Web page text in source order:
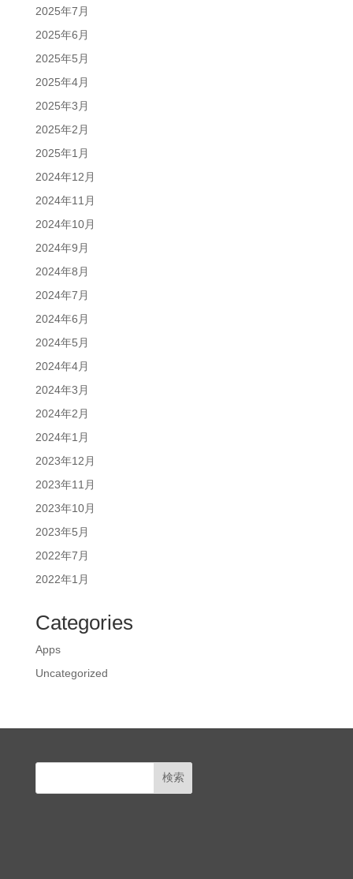
2025年7月
2025年6月
2025年5月
2025年4月
2025年3月
2025年2月
2025年1月
2024年12月
2024年11月
2024年10月
2024年9月
2024年8月
2024年7月
2024年6月
2024年5月
2024年4月
2024年3月
2024年2月
2024年1月
2023年12月
2023年11月
2023年10月
2023年5月
2022年7月
2022年1月
Categories
Apps
Uncategorized